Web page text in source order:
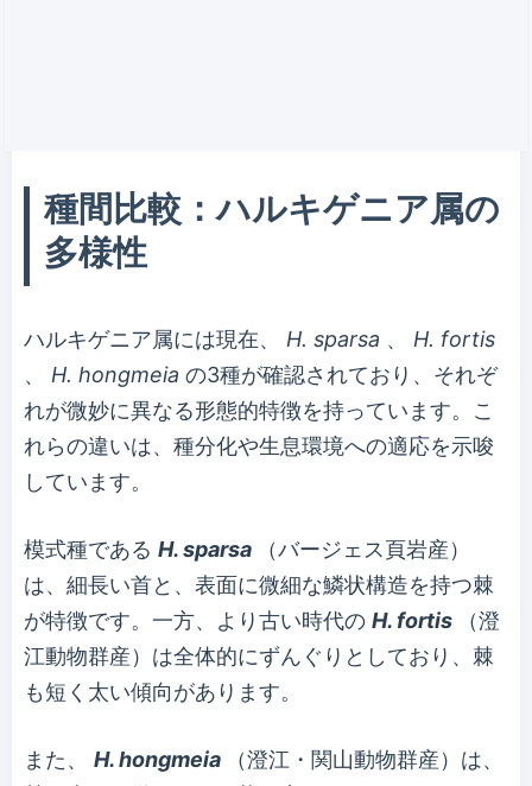
種間比較：ハルキゲニア属の
多様性
ハルキゲニア属には現在、 H. sparsa 、 H. fortis
、 H. hongmeia の3種が確認されており、それぞ
れが微妙に異なる形態的特徴を持っています。こ
れらの違いは、種分化や生息環境への適応を示唆
しています。
模式種である H. sparsa
（バージェス頁岩産）
は、細長い首と、表面に微細な鱗状構造を持つ棘
が特徴です。一方、より古い時代の H. fortis
（澄
江動物群産）は全体的にずんぐりとしており、棘
も短く太い傾向があります。
また、 H. hongmeia
（澄江・関山動物群産）は、